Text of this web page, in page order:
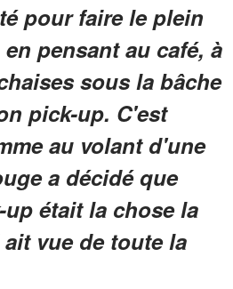
pour faire le plein
pensant au café, à
sous la bâche
pick-up. C'est
au volant d'une
a décidé que
était la chose la
vue de toute la